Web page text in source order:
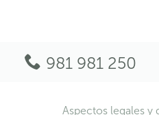
981 981 250
Aspectos legales y